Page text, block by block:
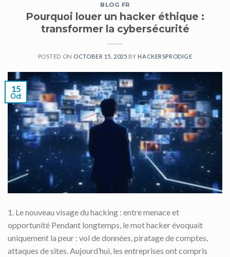
BLOG FR
Pourquoi louer un hacker éthique :
transformer la cybersécurité
POSTED ON OCTOBER 15, 2025 BY HACKERSPRODIGE
15
Oct
1. Le nouveau visage du hacking : entre menace et
opportunité Pendant longtemps, le mot hacker évoquait
uniquement la peur : vol de données, piratage de comptes,
attaques de sites. Aujourd’hui, les entreprises ont compris